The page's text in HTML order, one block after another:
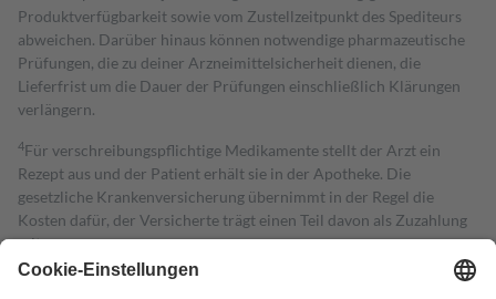
Produktverfügbarkeit sowie vom Zustellzeitpunkt des Spediteurs
abweichen. Darüber hinaus können notwendige pharmazeutische
Prüfungen, die zu deiner Arzneimittelsicherheit dienen, die
Lieferfrist um die Dauer der Prüfungen einschließlich Klärungen
verlängern.
4Für verschreibungspflichtige Medikamente stellt der Arzt ein
Rezept aus und der Patient erhält sie in der Apotheke. Die
gesetzliche Krankenversicherung übernimmt in der Regel die
Kosten dafür, der Versicherte trägt einen Teil davon als Zuzahlung
mit.
Grundsätzlich leisten Mitglieder Zuzahlungen in Höhe von zehn